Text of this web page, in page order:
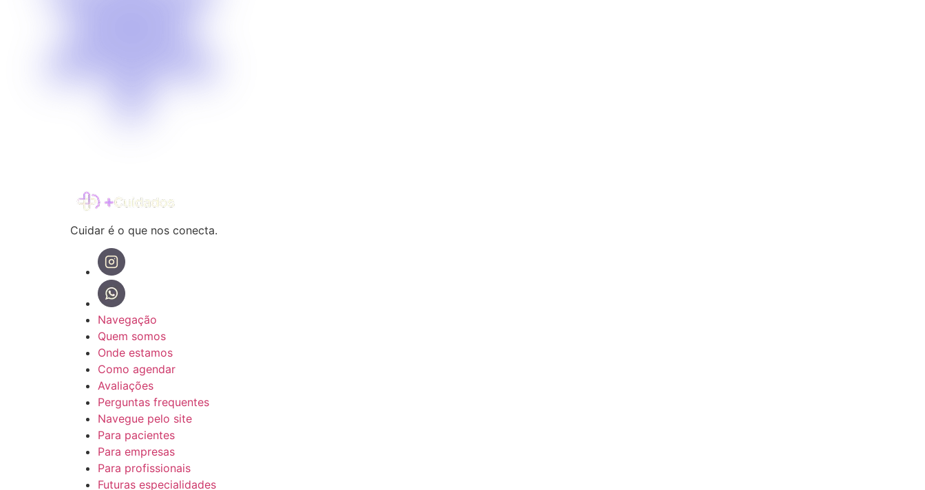
Cuidar é o que nos conecta.
Navegação
Quem somos
Onde estamos
Como agendar
Avaliações
Perguntas frequentes
Navegue pelo site
Para pacientes
Para empresas
Para profissionais
Futuras especialidades